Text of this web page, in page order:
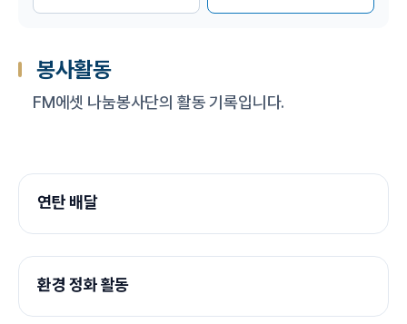
봉사활동
FM에셋 나눔봉사단의 활동 기록입니다.
연탄 배달
환경 정화 활동